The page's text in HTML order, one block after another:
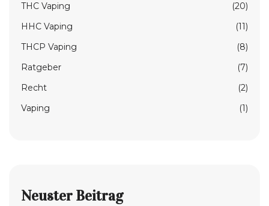
THC Vaping
(20)
HHC Vaping
(11)
THCP Vaping
(8)
Ratgeber
(7)
Recht
(2)
Vaping
(1)
Neuster Beitrag